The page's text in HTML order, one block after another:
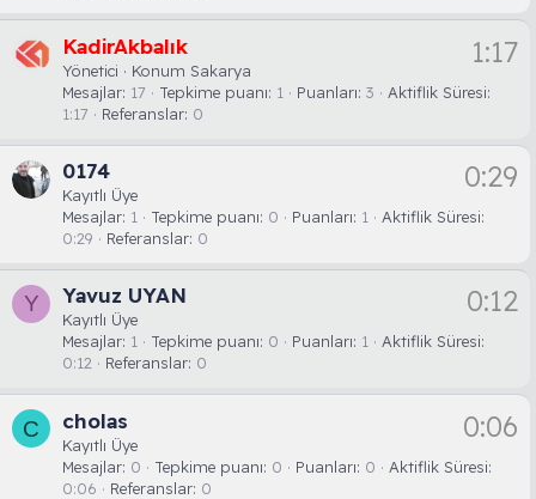
1:17
KadirAkbalık
Yönetici · Konum Sakarya
Mesajlar 17 Tepkime puanı 1 Puanları 3
Aktiflik Süresi
1:17
Referanslar 0
0:29
0174
Kayıtlı Üye
Mesajlar 1 Tepkime puanı 0 Puanları 1
Aktiflik Süresi
0:29
Referanslar 0
Y 0:12
Yavuz UYAN
Kayıtlı Üye
Mesajlar 1 Tepkime puanı 0 Puanları 1
Aktiflik Süresi
0:12
Referanslar 0
C 0:06
cholas
Kayıtlı Üye
Mesajlar 0 Tepkime puanı 0 Puanları 0
Aktiflik Süresi
0:06
Referanslar 0